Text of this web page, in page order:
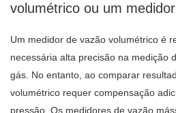
volumétrico ou um
Um medidor de vazão volumétrico é
necessária alta precisão na medição
gás. No entanto, ao comparar
volumétrico requer compensação
pressão. Os medidores de vazão